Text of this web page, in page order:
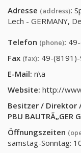
Adresse (address):
Lech - GERMANY,
Telefon (phone):
Fax (fax): 49-
E-Mail: n\a
Website: http://
Besitzer / Direktor
PBU BAUTRÃ„GER
Öffnungszeiten
samstag-Sonntag: